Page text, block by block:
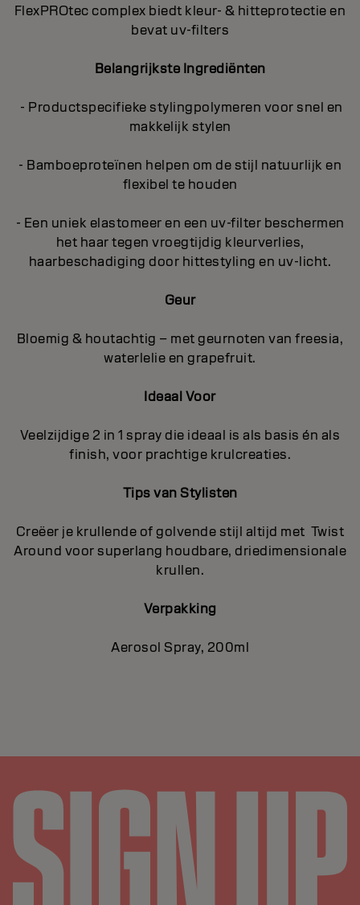
FlexPROtec complex biedt kleur- & hitteprotectie en
bevat uv-filters
Belangrijkste Ingrediënten
- Productspecifieke stylingpolymeren voor snel en
makkelijk stylen
- Bamboeproteïnen helpen om de stijl natuurlijk en
flexibel te houden
- Een uniek elastomeer en een uv-filter beschermen
het haar tegen vroegtijdig kleurverlies,
haarbeschadiging door hittestyling en uv-licht.
Geur
Bloemig & houtachtig – met geurnoten van freesia,
waterlelie en grapefruit.
Ideaal Voor
Veelzijdige 2 in 1 spray die ideaal is als basis én als
finish, voor prachtige krulcreaties.
Tips van Stylisten
Creëer je krullende of golvende stijl altijd met Twist
Around voor superlang houdbare, driedimensionale
krullen.
Verpakking
Aerosol Spray, 200ml